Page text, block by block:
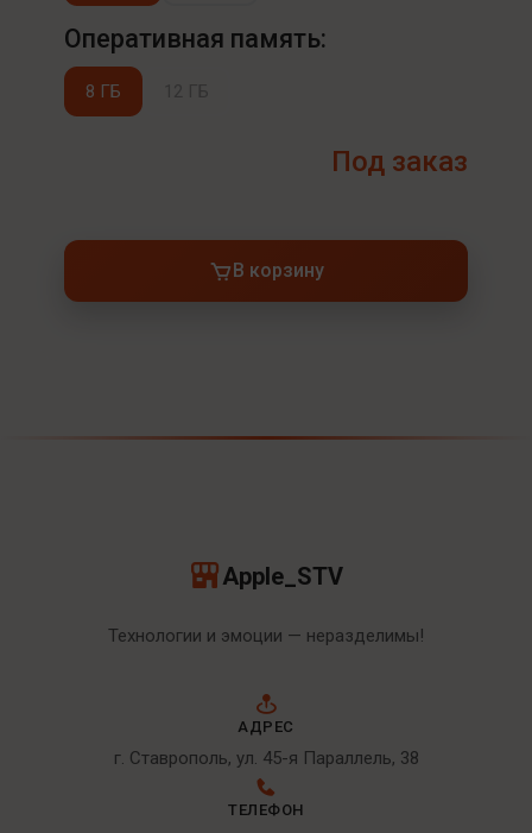
Оперативная память:
8 ГБ
Под заказ
В корзину
Apple_STV
Технологии и эмоции — неразделимы!
АДРЕС
г. Ставрополь, ул. 45-я Параллель, 38
ТЕЛЕФОН